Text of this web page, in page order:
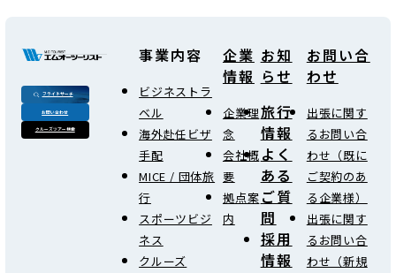
フライトサーチ
お問い合わせ
クルーズツアー検索
事業内容
ビジネストラ
ベル
海外赴任ビザ
手配
MICE / 団体旅
行
スポーツビジ
ネス
クルーズ
企業
情報
企業理
念
会社概
要
拠点案
内
お知
らせ
旅行
情報
よく
ある
ご質
問
採用
情報
お問い合
わせ
出張に関す
るお問い合
わせ（既に
ご契約のあ
る企業様）
出張に関す
るお問い合
わせ（新規